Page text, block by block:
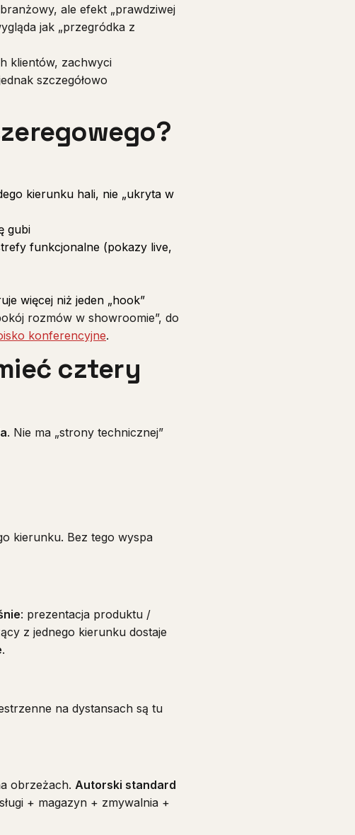
ale efekt „prawdziwej
jak „przegródka z
klientów, zachwyci
szczegółowo
kierunku hali, nie „ukryta w
gubi
funkcjonalne (pokazy live,
więcej niż jeden „hook”
rozmów w showroomie”, do
konferencyjne.
cztery
. Nie ma „strony technicznej”
kierunku. Bez tego wyspa
: prezentacja produktu /
z jednego kierunku dostaje
.
na dystansach są tu
obrzeżach. Autorski standard
+ magazyn + zmywalnia +